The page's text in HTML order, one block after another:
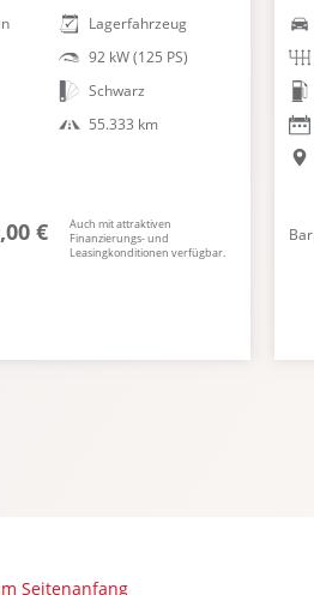
Lagerfahrzeug
92 kW (125 PS)
Schwarz
55.333 km
€
Auch mit attraktiven
Finanzierungs- und
Leasingkonditionen verfügbar.
Seitenanfang